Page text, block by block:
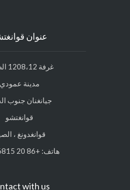
عنوان قوانغتشو
مدينة عمودي
جيانغنان جنوب الجادة
قوانغدونغ ، الصين
Contact with us